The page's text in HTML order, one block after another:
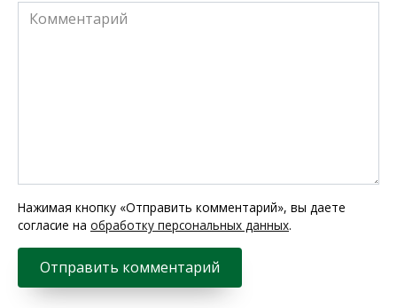
Комментарий
Нажимая кнопку «Отправить комментарий», вы даете
согласие на обработку персональных данных.